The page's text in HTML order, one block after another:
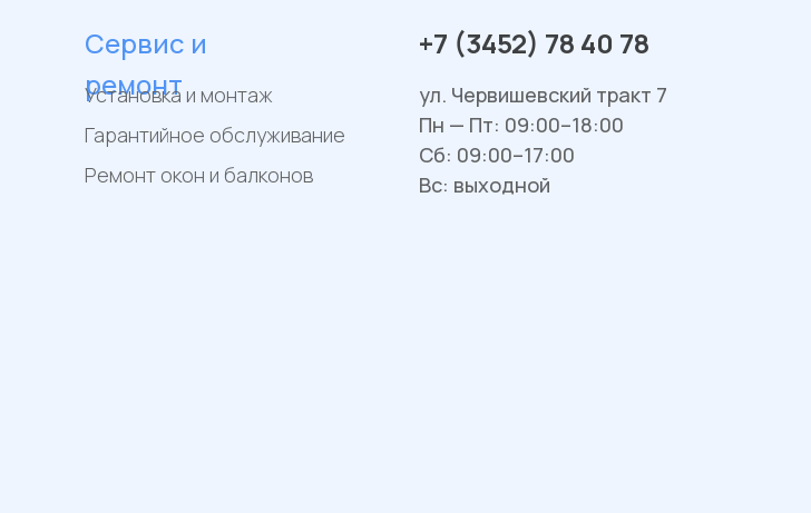
Сервис и
ремонт
+7 (3452) 78 40 78
Установка и монтаж
Гарантийное обслуживание
Ремонт окон и балконов
ул. Червишевский тракт 7
Пн — Пт: 09:00–18:00
Сб: 09:00–17:00
Вс: выходной